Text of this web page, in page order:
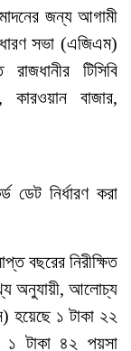
জন্য আগামী
সভা (এজিএম)
টিসিবি
বাজার,
ডেট নির্ধারণ করা
বছরের নিরীক্ষিত
অনুযায়ী, আলোচ্য
হয়েছে ১ টাকা ২২
টাকা ৪২ পয়সা